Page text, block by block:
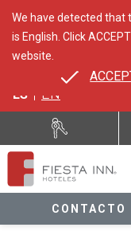
ES EN
CONTACTO
We have detected that
is English. Click
website.